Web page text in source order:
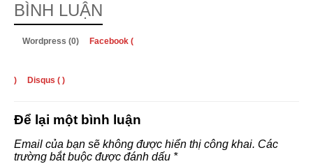
BÌNH LUẬN
Wordpress (0) Facebook (
) Disqus ( )
Để lại một bình luận
Email của bạn sẽ không được hiển thị công khai. Các
trường bắt buộc được đánh dấu *